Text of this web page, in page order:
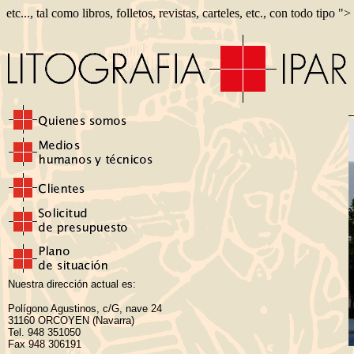
etc..., tal como libros, folletos, revistas, carteles, etc., con todo tipo ">
Nuestra dirección actual es:
Polígono Agustinos, c/G, nave 24
31160 ORCOYEN (Navarra)
Tel. 948 351050
Fax 948 306191